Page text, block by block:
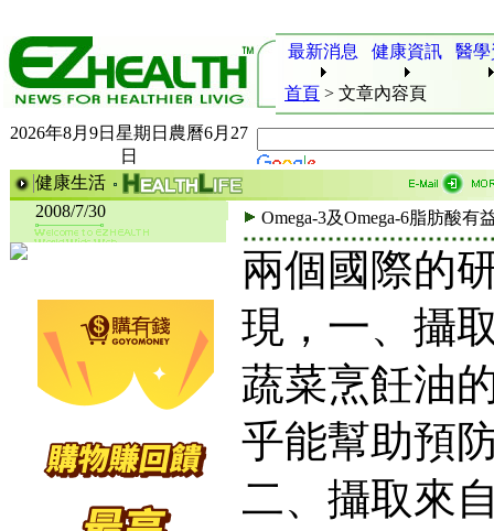
最新消息 健康資訊 醫
首頁 > 文章內容頁
2026年8月9日星期日農曆6月27
日
健康生活
2008/7/30
Omega-3及Omega-6脂肪酸有
兩個國際的
現，一、攝
蔬菜烹飪油
乎能幫助預
二、攝取來